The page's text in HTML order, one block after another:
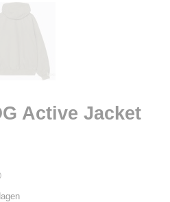
Active Jacket